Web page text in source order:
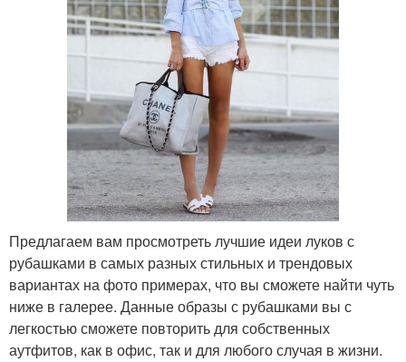
Предлагаем вам просмотреть лучшие идеи луков с
рубашками в самых разных стильных и трендовых
вариантах на фото примерах, что вы сможете найти чуть
ниже в галерее. Данные образы с рубашками вы с
легкостью сможете повторить для собственных
аутфитов, как в офис, так и для любого случая в жизни.